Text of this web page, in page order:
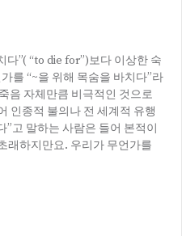
다”( “to die for”)보다 이상한 숙
를 “~을 위해 목숨을 바치다”라
음 자체만큼 비극적인 것으로
인종적 불의나 전 세계적 유행
”고 말하는 사람은 들어 본적이
래하지만요. 우리가 무언가를